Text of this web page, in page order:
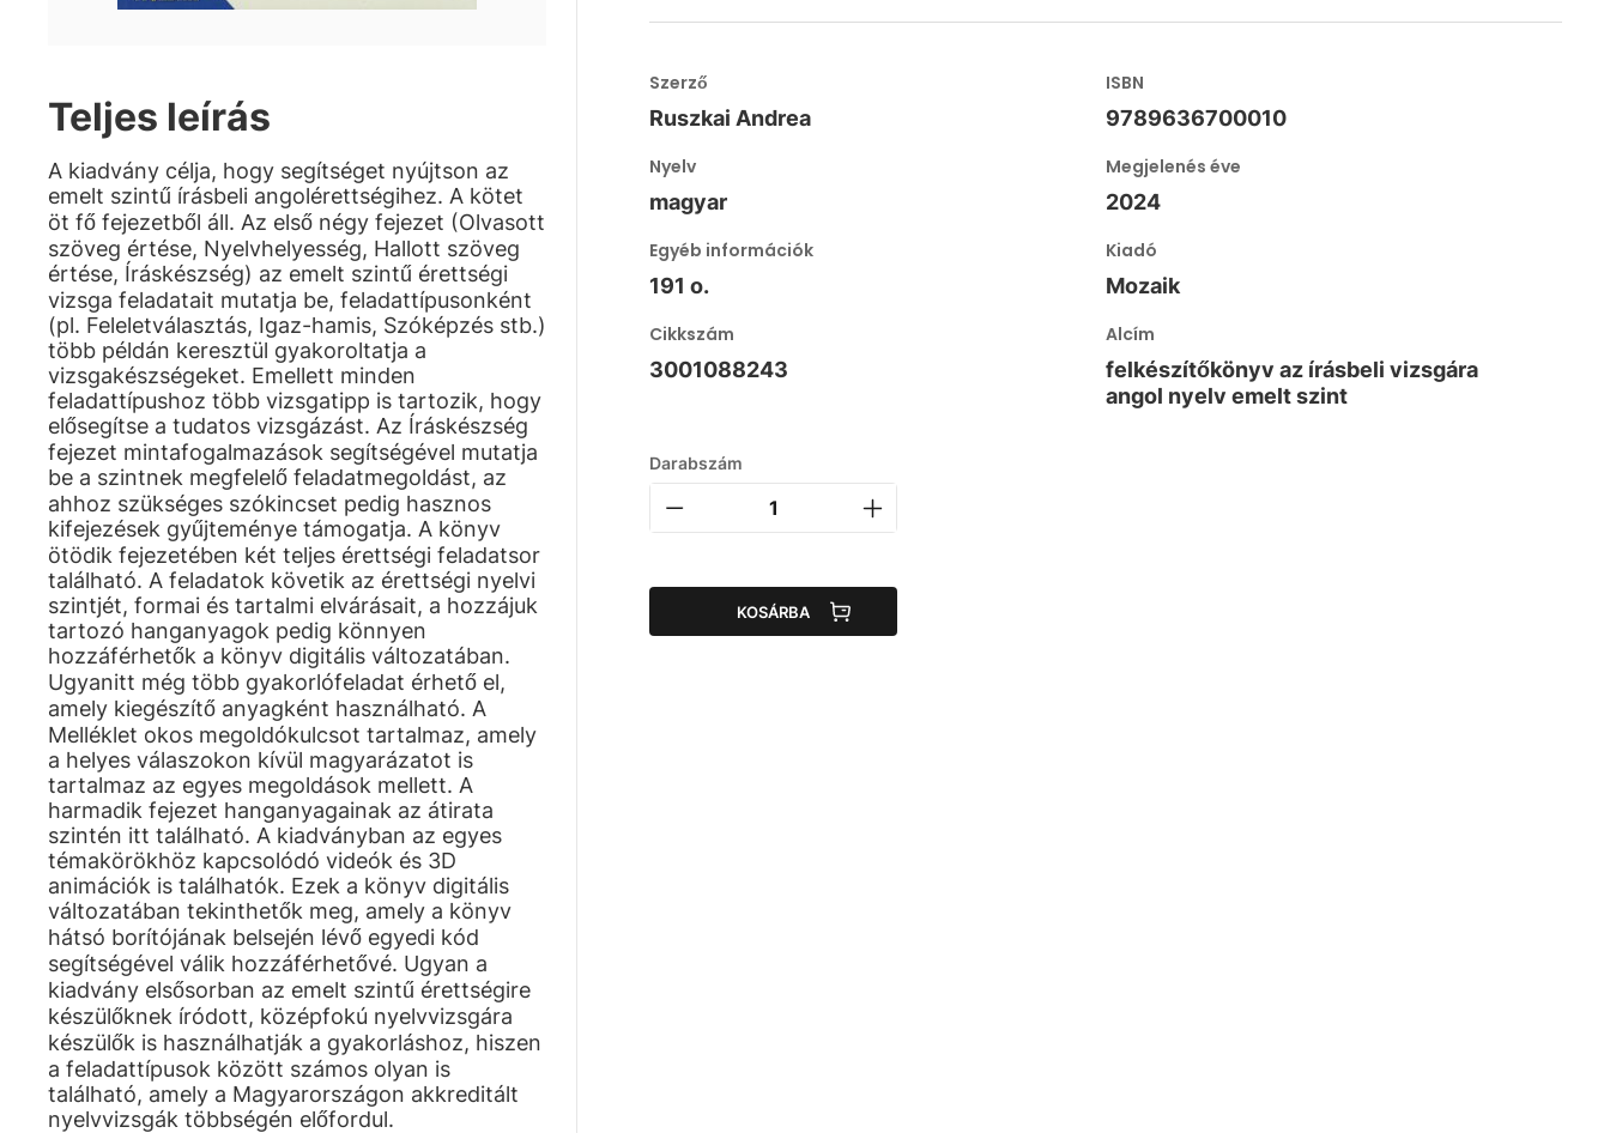
Teljes leírás
A kiadvány célja, hogy segítséget nyújtson az
emelt szintű írásbeli angolérettségihez. A kötet
öt fő fejezetből áll. Az első négy fejezet (Olvasott
szöveg értése, Nyelvhelyesség, Hallott szöveg
értése, Íráskészség) az emelt szintű érettségi
vizsga feladatait mutatja be, feladattípusonként
(pl. Feleletválasztás, Igaz-hamis, Szóképzés stb.)
több példán keresztül gyakoroltatja a
vizsgakészségeket. Emellett minden
feladattípushoz több vizsgatipp is tartozik, hogy
elősegítse a tudatos vizsgázást. Az Íráskészség
fejezet mintafogalmazások segítségével mutatja
be a szintnek megfelelő feladatmegoldást, az
ahhoz szükséges szókincset pedig hasznos
kifejezések gyűjteménye támogatja. A könyv
ötödik fejezetében két teljes érettségi feladatsor
található. A feladatok követik az érettségi nyelvi
szintjét, formai és tartalmi elvárásait, a hozzájuk
tartozó hanganyagok pedig könnyen
hozzáférhetők a könyv digitális változatában.
Ugyanitt még több gyakorlófeladat érhető el,
amely kiegészítő anyagként használható. A
Melléklet okos megoldókulcsot tartalmaz, amely
a helyes válaszokon kívül magyarázatot is
tartalmaz az egyes megoldások mellett. A
harmadik fejezet hanganyagainak az átirata
szintén itt található. A kiadványban az egyes
témakörökhöz kapcsolódó videók és 3D
animációk is találhatók. Ezek a könyv digitális
változatában tekinthetők meg, amely a könyv
hátsó borítójának belsején lévő egyedi kód
segítségével válik hozzáférhetővé. Ugyan a
kiadvány elsősorban az emelt szintű érettségire
készülőknek íródott, középfokú nyelvvizsgára
készülők is használhatják a gyakorláshoz, hiszen
a feladattípusok között számos olyan is
található, amely a Magyarországon akkreditált
nyelvvizsgák többségén előfordul.
Szerző
Ruszkai Andrea
ISBN
9789636700010
Nyelv
magyar
Megjelenés éve
2024
Egyéb információk
191 o.
Kiadó
Mozaik
Cikkszám
3001088243
Alcím
felkészítőkönyv az írásbeli vizsgára
angol nyelv emelt szint
Darabszám
KOSÁRBA